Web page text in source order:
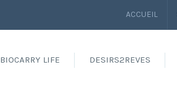
ACCUEIL
BIOCARRY LIFE DESIRS2REVES